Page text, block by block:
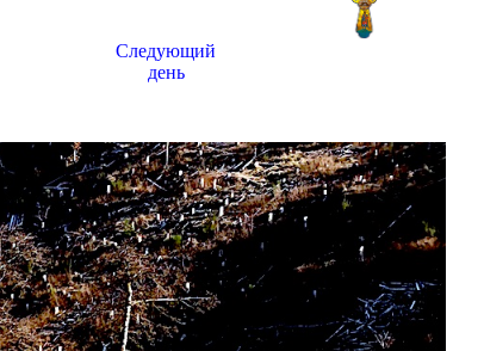
Следующий
день